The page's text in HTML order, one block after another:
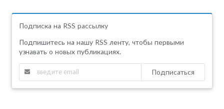
Подписка на RSS рассылку
Подпишитесь на нашу RSS ленту, чтобы первыми
узнавать о новых публикациях.
Подписаться